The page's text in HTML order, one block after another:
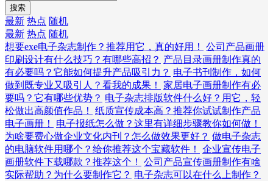
搜索
最新 热点 随机
最新 热点 随机
想要exe电子杂志制作？推荐用它，真的好用！
公司产品画册
印刷设计有什么技巧？有哪些高招？ 产品目录画册制作真的
有必要吗？它能如何提升产品吸引力？ 电子书刊制作，如何
做到既专业又吸引人？看我的成果！
家居电子画册制作有必
要吗？它有哪些优势？ 电子杂志排版软件什么好？用它，轻
松做出高颜值作品！
纸质宣传成本高？推荐你试试制作产品
电子画册！
电子报纸怎么做？这里有详细步骤教你如何做！
为啥要费心做企业文化内刊？怎么做效果更好？ 做电子杂志
的电脑软件用哪个？给你推荐这个宝藏软件！
企业宣传电子
画册软件下载哪款？推荐这个！
公司产品宣传画册制作有啥
实际帮助？为什么要制作它？ 电子杂志可以在什么上制作？